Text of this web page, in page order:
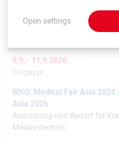
pharma…
9.9. - 11.9.2026
Singapur
WKO: Medical Fair Asia
Asia 2026
Ausrüstung und Bedarf für
Medizintechnik
Open settings